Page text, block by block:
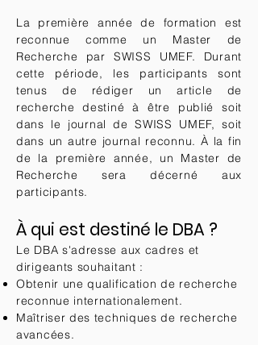
La première année de formation est
reconnue comme un Master de
Recherche par SWISS UMEF. Durant
cette période, les participants sont
tenus de rédiger un article de
recherche destiné à être publié soit
dans le journal de SWISS UMEF, soit
dans un autre journal reconnu. À la fin
de la première année, un Master de
Recherche sera décerné aux
participants.
À qui est destiné le DBA ?
Le DBA s'adresse aux cadres et
dirigeants souhaitant :
Obtenir une qualification de recherche
reconnue internationalement.
Maîtriser des techniques de recherche
avancées.